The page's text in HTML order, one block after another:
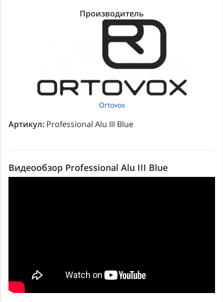
Производитель
Ortovox
Артикул: Professional Alu III Blue
Видеообзор Professional Alu III Blue